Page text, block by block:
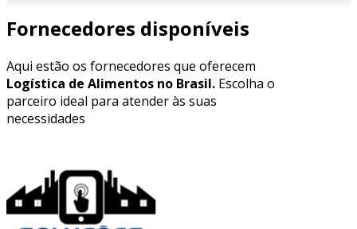
Fornecedores disponíveis
Aqui estão os fornecedores que oferecem
Logística de Alimentos no Brasil. Escolha o
parceiro ideal para atender às suas
necessidades